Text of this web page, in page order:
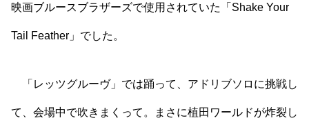
映画ブルースブラザーズで使用されていた「Shake Your
Tail Feather」でした。
「レッツグルーヴ」では踊って、アドリブソロに挑戦し
て、会場中で吹きまくって。まさに植田ワールドが炸裂し